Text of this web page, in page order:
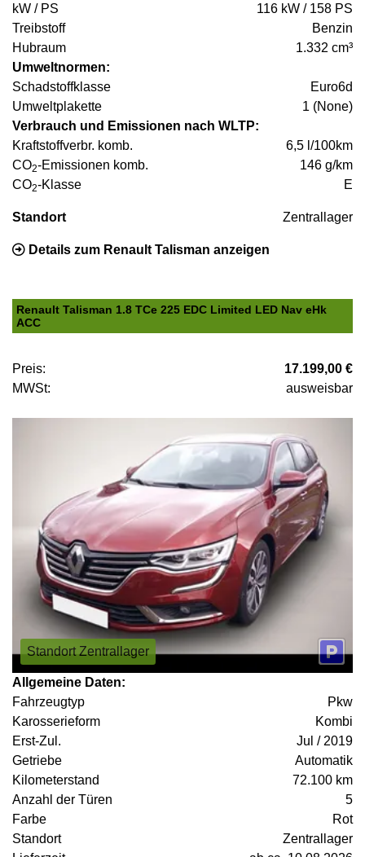
kW / PS
116 kW / 158 PS
Treibstoff
Benzin
Hubraum
1.332 cm³
Umweltnormen:
Schadstoffklasse
Euro6d
Umweltplakette
1 (None)
Verbrauch und Emissionen nach WLTP:
Kraftstoffverbr. komb.
6,5 l/100km
CO2-Emissionen komb.
146 g/km
CO2-Klasse E
Standort Zentrallager
Details zum Renault Talisman anzeigen
Renault Talisman 1.8 TCe 225 EDC Limited LED Nav eHk
ACC
Preis:
17.199,00 €
MWSt:
ausweisbar
Standort Zentrallager
Allgemeine Daten:
Fahrzeugtyp
Pkw
Karosserieform
Kombi
Erst-Zul.
Jul / 2019
Getriebe
Automatik
Kilometerstand
72.100 km
Anzahl der Türen
5
Farbe
Rot
Standort
Zentrallager